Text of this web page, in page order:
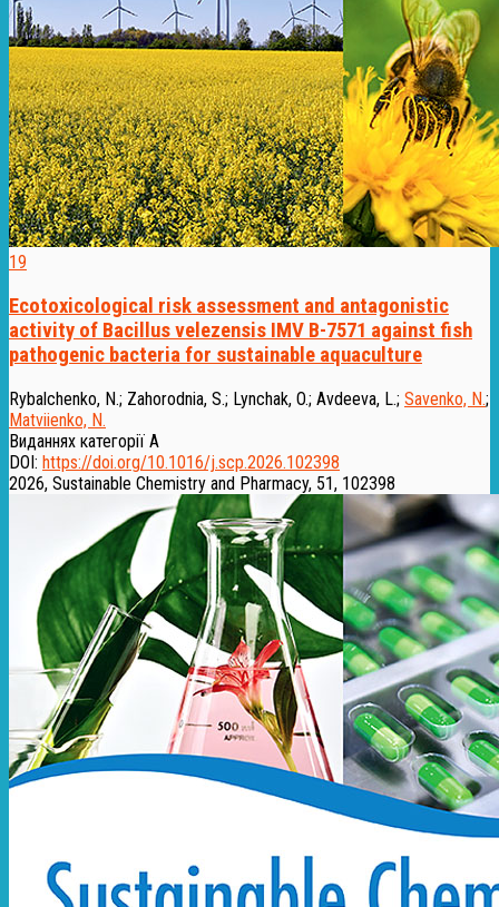
19
Ecotoxicological risk assessment and antagonistic
activity of Bacillus velezensis IMV B-7571 against fish
pathogenic bacteria for sustainable aquaculture
Rybalchenko, N.; Zahorodnia, S.; Lynchak, O.; Avdeeva, L.; Savenko, N.;
Matviienko, N.
Виданнях категорії А
DOI: https://doi.org/10.1016/j.scp.2026.102398
2026, Sustainable Chemistry and Pharmacy, 51, 102398